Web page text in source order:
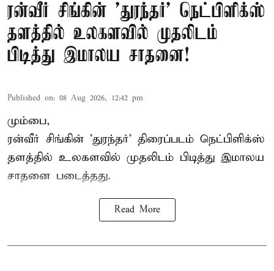
ரன்வீர் சிங்கின் 'துரந்தர்' நெட்பிளிக்ஸ்
தளத்தில் உலகளவில் முதலிடம்
பிடித்து இமாலய சாதனை!
Published on: 08 Aug 2026, 12:42 pm
மும்பை,
ரன்வீர் சிங்கின் 'துரந்தர்' திரைப்படம் நெட்பிளிக்ஸ்
தளத்தில் உலகளவில் முதலிடம் பிடித்து இமாலய
சாதனை படைத்தது.
Read More